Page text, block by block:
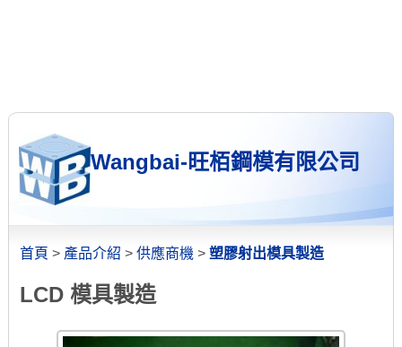
Wangbai-旺栢鋼模有限公司
首頁 > 產品介紹 > 供應商機 > 塑膠射出模具製造
LCD 模具製造